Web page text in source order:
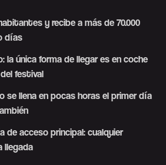
y recibe a más de 70.000
días
la única forma de llegar es en coche
festival
se llena en pocas horas el primer día
de acceso principal: cualquier
llegada